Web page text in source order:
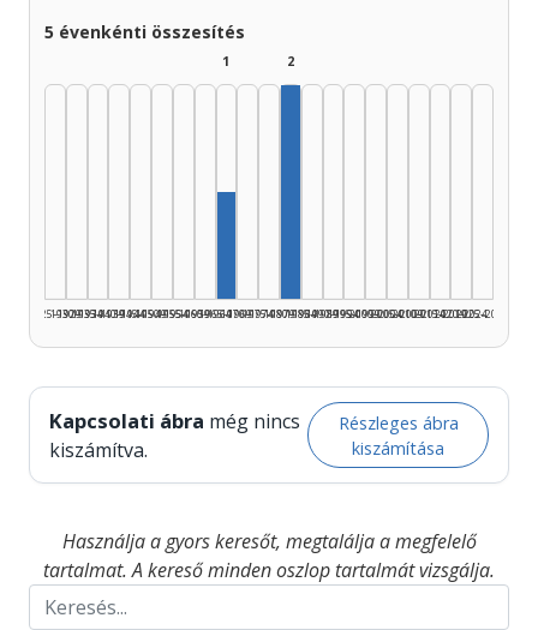
5 évenkénti összesítés
1925–1929
1930–1934
1935–1939
1940–1944
1945–1949
1950–1954
1955–1959
1960–1964
1
1965–1969
1970–1974
1975–1979
2
1980–1984
1985–1989
1990–1994
1995–1999
2000–2004
2005–2009
2010–2014
2015–2019
2020–2024
2025–2026
Kapcsolati ábra még nincs
kiszámítva.
Részleges ábra
kiszámítása
Használja a gyors keresőt, megtalálja a megfelelő
tartalmat. A kereső minden oszlop tartalmát vizsgálja.